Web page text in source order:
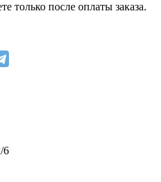
только после оплаты заказа.
6